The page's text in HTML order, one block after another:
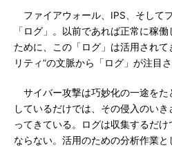
ファイアウォール、IPS、そして
「ログ」。以前であれば正常に稼
ために、この「ログ」は活用されて
リティ”の文脈から「ログ」が注目さ
サイバー攻撃は巧妙化の一途をた
しているだけでは、その侵入のい
ってきている。ログは収集するだ
ならない。活用のための分析作業